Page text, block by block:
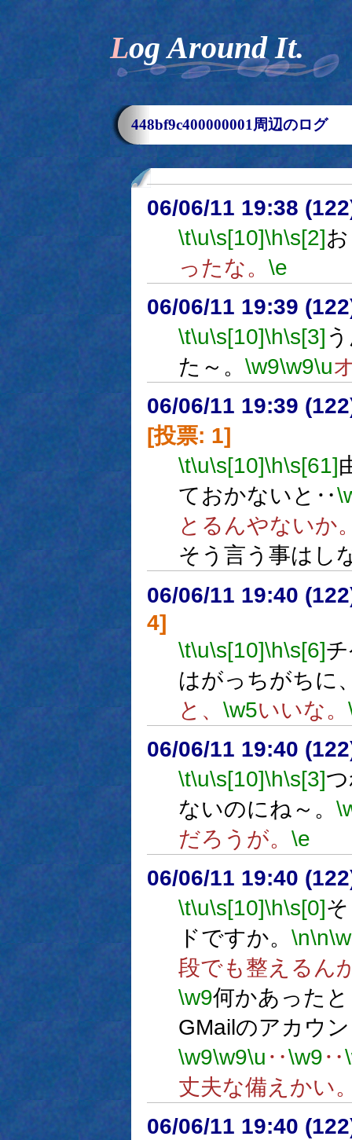
Log Around It.
448bf9c400000001周辺のログ
06/06/11 19:38
\t\u\s[10]\h\s[2]
ったな。 \e
06/06/11 19:39
\t\u\s[10]\h\s[3]
た～。 \w9\w9\u
06/06/11 19:39
[投票: 1]
\t\u\s[10]\h\s[61]
ておかないと‥
とるんやないか
そう言う事はし
06/06/11 19:40
4]
\t\u\s[10]\h\s[6]
はがっちがちに
と、 \w5いいな。
06/06/11 19:40
\t\u\s[10]\h\s[3]
ないのにね～。
だろうが。 \e
06/06/11 19:40
\t\u\s[10]\h\s[0]
ドですか。 \n\n
段でも整えるん
\w9何かあった
GMailのアカウ
\w9\w9\u ‥\w9‥
丈夫な備えかい
06/06/11 19:40